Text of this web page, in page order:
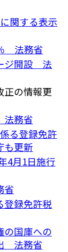
関する表示
法務省
ジ開設 法
正の情報更
務省
る登録免許
も更新
4月1日施行
省
登録免許税
の国庫への
法務省